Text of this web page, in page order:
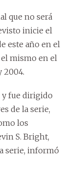
que no será
inicie el
este año en el
mismo en el
2004.
y fue dirigido
de la serie,
los
S. Bright,
serie, informó